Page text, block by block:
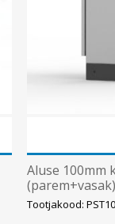
Aluse 100mm
Hoffman
Tootjakood: